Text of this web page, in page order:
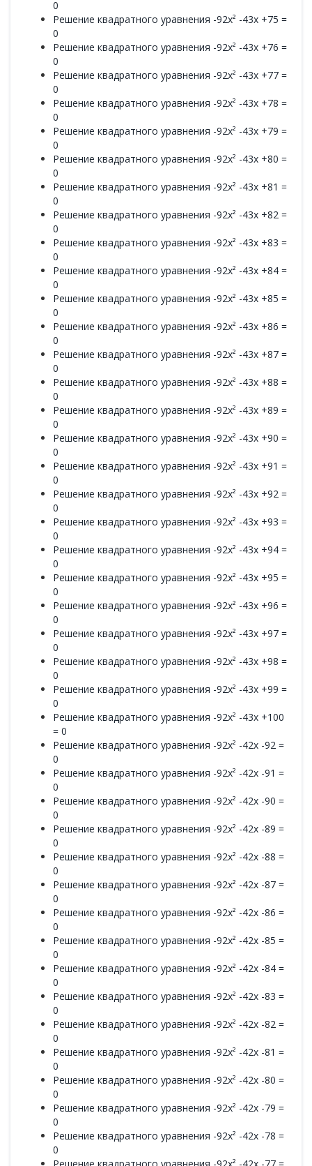
0
Решение квадратного уравнения -92x² -43x +75 =
0
Решение квадратного уравнения -92x² -43x +76 =
0
Решение квадратного уравнения -92x² -43x +77 =
0
Решение квадратного уравнения -92x² -43x +78 =
0
Решение квадратного уравнения -92x² -43x +79 =
0
Решение квадратного уравнения -92x² -43x +80 =
0
Решение квадратного уравнения -92x² -43x +81 =
0
Решение квадратного уравнения -92x² -43x +82 =
0
Решение квадратного уравнения -92x² -43x +83 =
0
Решение квадратного уравнения -92x² -43x +84 =
0
Решение квадратного уравнения -92x² -43x +85 =
0
Решение квадратного уравнения -92x² -43x +86 =
0
Решение квадратного уравнения -92x² -43x +87 =
0
Решение квадратного уравнения -92x² -43x +88 =
0
Решение квадратного уравнения -92x² -43x +89 =
0
Решение квадратного уравнения -92x² -43x +90 =
0
Решение квадратного уравнения -92x² -43x +91 =
0
Решение квадратного уравнения -92x² -43x +92 =
0
Решение квадратного уравнения -92x² -43x +93 =
0
Решение квадратного уравнения -92x² -43x +94 =
0
Решение квадратного уравнения -92x² -43x +95 =
0
Решение квадратного уравнения -92x² -43x +96 =
0
Решение квадратного уравнения -92x² -43x +97 =
0
Решение квадратного уравнения -92x² -43x +98 =
0
Решение квадратного уравнения -92x² -43x +99 =
0
Решение квадратного уравнения -92x² -43x +100
= 0
Решение квадратного уравнения -92x² -42x -92 =
0
Решение квадратного уравнения -92x² -42x -91 =
0
Решение квадратного уравнения -92x² -42x -90 =
0
Решение квадратного уравнения -92x² -42x -89 =
0
Решение квадратного уравнения -92x² -42x -88 =
0
Решение квадратного уравнения -92x² -42x -87 =
0
Решение квадратного уравнения -92x² -42x -86 =
0
Решение квадратного уравнения -92x² -42x -85 =
0
Решение квадратного уравнения -92x² -42x -84 =
0
Решение квадратного уравнения -92x² -42x -83 =
0
Решение квадратного уравнения -92x² -42x -82 =
0
Решение квадратного уравнения -92x² -42x -81 =
0
Решение квадратного уравнения -92x² -42x -80 =
0
Решение квадратного уравнения -92x² -42x -79 =
0
Решение квадратного уравнения -92x² -42x -78 =
0